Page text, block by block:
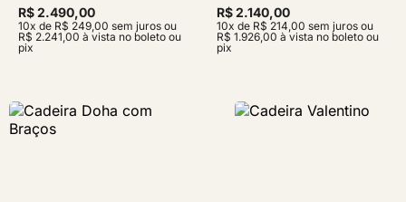
R$ 2.490,00
10x de R$ 249,00 sem juros ou
R$ 2.241,00 à vista no boleto ou
pix
R$ 2.140,00
10x de R$ 214,00 sem juros ou
R$ 1.926,00 à vista no boleto ou
pix